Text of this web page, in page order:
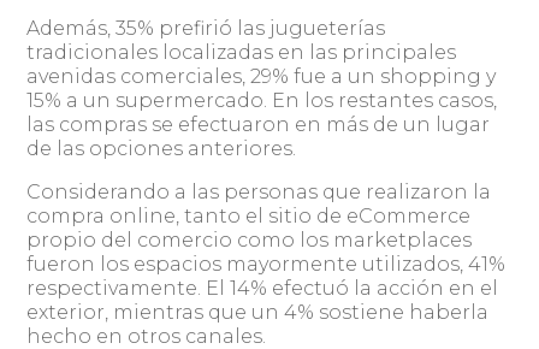
Además, 35% prefirió las jugueterías
tradicionales localizadas en las principales
avenidas comerciales, 29% fue a un shopping y
15% a un supermercado. En los restantes casos,
las compras se efectuaron en más de un lugar
de las opciones anteriores.
Considerando a las personas que realizaron la
compra online, tanto el sitio de eCommerce
propio del comercio como los marketplaces
fueron los espacios mayormente utilizados, 41%
respectivamente. El 14% efectuó la acción en el
exterior, mientras que un 4% sostiene haberla
hecho en otros canales.